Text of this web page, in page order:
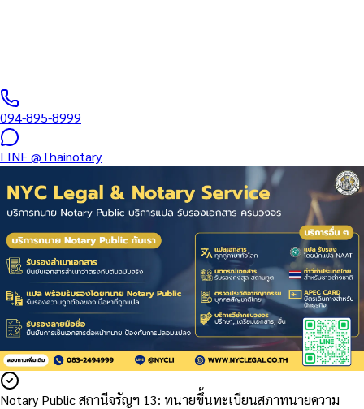
094-895-8999
LINE@Thainotary
Notary Public สถานีจรัญฯ 13: ทนายขึ้นทะเบียนสภาทนายความ